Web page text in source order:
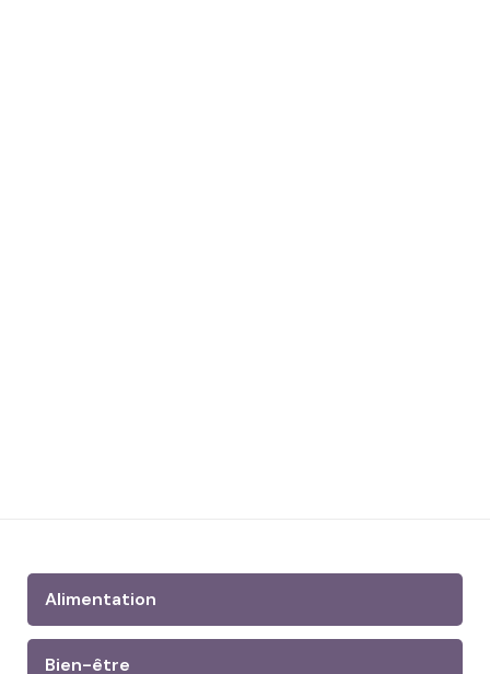
Alimentation
Bien-être